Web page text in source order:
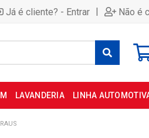
Já é cliente? - Entrar | Não é
LAVANDERIA LINHA